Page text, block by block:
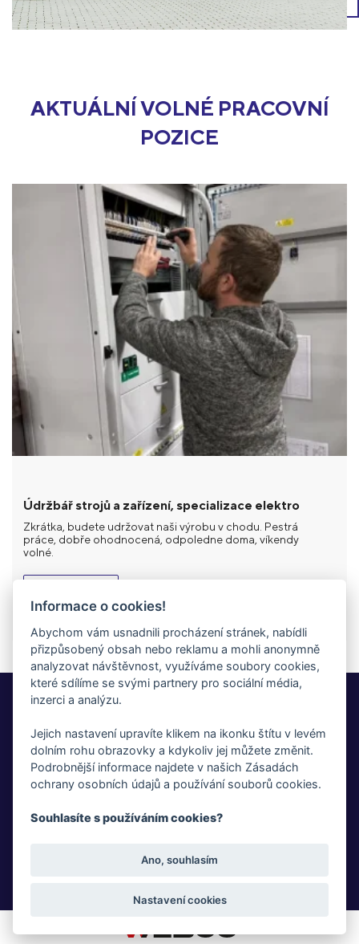
AKTUÁLNÍ VOLNÉ PRACOVNÍ
POZICE
Údržbář strojů a zařízení, specializace elektro
Zkrátka, budete udržovat naši výrobu v chodu. Pestrá
práce, dobře ohodnocená, odpoledne doma, víkendy
volné.
Fotogalerie
Novinky
Ke stažení
Informace o cookies!
Abychom vám usnadnili procházení stránek, nabídli
přizpůsobený obsah nebo reklamu a mohli anonymně
analyzovat návštěvnost, využíváme soubory cookies,
které sdílíme se svými partnery pro sociální média,
inzerci a analýzu.
Jejich nastavení upravíte klikem na ikonku štítu v levém
dolním rohu obrazovky a kdykoliv jej můžete změnit.
Podrobnější informace najdete v našich Zásadách
ochrany osobních údajů a používání souborů cookies.
Souhlasíte s používáním cookies?
Ano, souhlasím
Nastavení cookies